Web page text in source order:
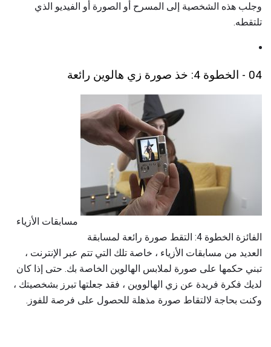
وجلب هذه الشخصية إلى المسرح أو الصورة أو الفيديو الذي
تلتقطه.
04 - الخطوة 4: خذ صورة زي هالوين رائعة
مسابقات الأزياء
الفائزة الخطوة 4: التقط صورة رائعة لمسابقة
العديد من مسابقات الأزياء ، خاصة تلك التي تتم عبر الإنترنت ،
تبني حكمها على صورة لملابس الهالوين الخاصة بك. حتى إذا كان
لديك فكرة فريدة عن زي الهالووين ، فقد جعلتها تبرز بشخصيتك ،
وكنت بحاجة لالتقاط صورة مذهلة للحصول على فرصة للفوز.